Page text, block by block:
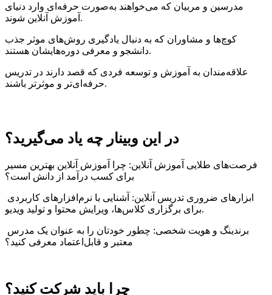
مدرسین و مربیان که می‌خواهند به‌صورت حرفه‌ای وارد دنیای
آموزش آنلاین شوند.
کوچ‌ها و مشاوران که به دنبال یادگیری روش‌های موثر جذب
دانشجو و معرفی دوره‌هایشان هستند.
علاقه‌مندان به آموزش و توسعه فردی که قصد دارند در تدریس
حرفه‌ای‌تر و موثرتر باشند.
در این وبینار چه یاد می‌گیرید؟
فرصت‌های طلایی آموزش آنلاین: چرا آموزش آنلاین بهترین مسیر
برای کسب درآمد از دانش است؟
برای برگزاری کلاس‌ها، ویرایش محتوا و تولید ویدیو.
معتبر و قابل‌اعتماد معرفی کنید؟
چرا باید شرکت کنید؟